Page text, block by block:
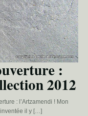
:
2012
: l’Artzamendi ! Mon
il y […]